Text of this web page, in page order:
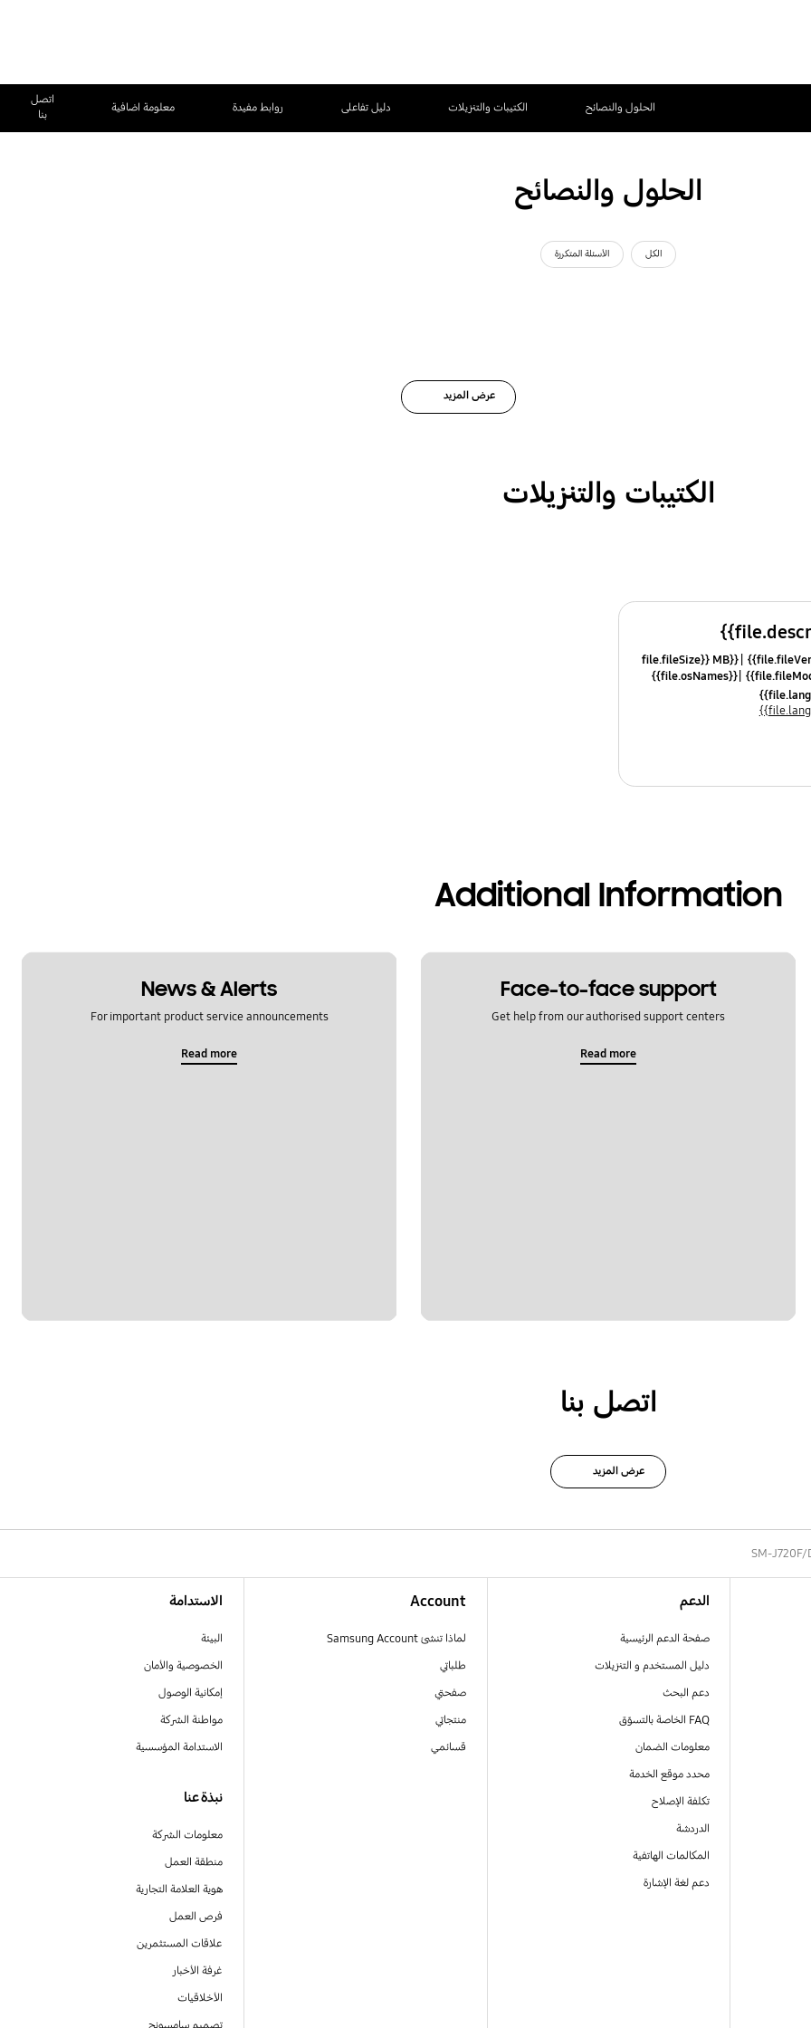
الحلول والنصائح الكتيبات والتنزيلات دليل تفاعلى روابط مفيدة معلومة اضافية
اتصل
بنا
الحلول والنصائح
الكل الأسئلة المتكررة
عرض المزيد
الكتيبات والتنزيلات
{{file.fileSize}} MB
{{file.osNames}}
Additional Information
Face-to-face support
Get help from our authorised support centers
Read more
News & Alerts
For important product service announcements
Read more
اتصل بنا
عرض المزيد
SM-J720F/
الدعم
صفحة الدعم الرئيسية
دليل المستخدم و التنزيلات
دعم البحث
FAQ الخاصة بالتسوّق
معلومات الضمان
محدد موقع الخدمة
تكلفة الإصلاح
الدردشة
المكالمات الهاتفية
دعم لغة الإشارة
Account
لماذا تنشئ Samsung Account
طلباتي
صفحتي
منتجاتي
قسائمي
الاستدامة
البيئة
الخصوصية والأمان
إمكانية الوصول
مواطنة الشركة
الاستدامة المؤسسية
نبذة عنا
معلومات الشركة
منطقة العمل
هوية العلامة التجارية
فرص العمل
علاقات المستثمرين
غرفة الأخبار
الأخلاقيات